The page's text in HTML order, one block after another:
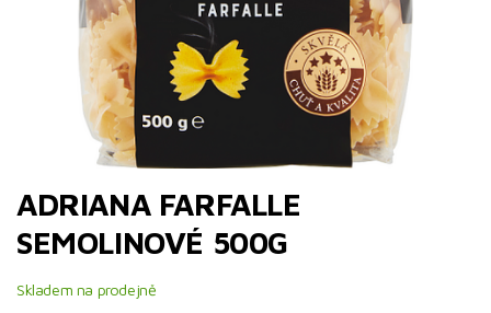
ADRIANA FARFALLE
SEMOLINOVÉ 500G
Skladem na prodejně